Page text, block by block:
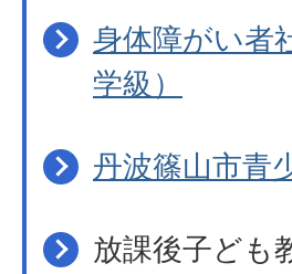
身体障がい者
学級）
丹波篠山市青
放課後子ども